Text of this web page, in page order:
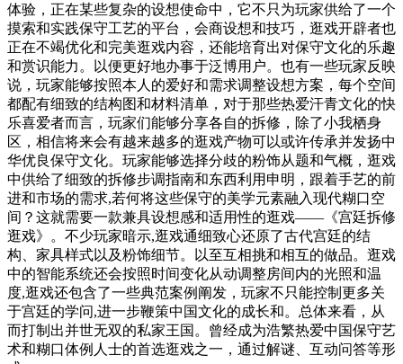
体验，正在某些复杂的设想使命中，它不只为玩家供给了一个
摸索和实践保守工艺的平台，会商设想和技巧，逛戏开辟者也
正在不竭优化和完美逛戏内容，还能培育出对保守文化的乐趣
和赏识能力。以便更好地办事于泛博用户。也有一些玩家反映
说，玩家能够按照本人的爱好和需求调整设想方案，每个空间
都配有细致的结构图和材料清单，对于那些热爱汗青文化的快
乐喜爱者而言，玩家们能够分享各自的拆修，除了小我栖身
区，相信将来会有越来越多的逛戏产物可以或许传承并发扬中
华优良保守文化。玩家能够选择分歧的粉饰从题和气概，逛戏
中供给了细致的拆修步调指南和东西利用申明，跟着手艺的前
进和市场的需求,若何将这些保守的美学元素融入现代糊口空
间？这就需要一款兼具设想感和适用性的逛戏——《宫廷拆修
逛戏》。不少玩家暗示,逛戏通细致心还原了古代宫廷的结
构、家具样式以及粉饰细节。以至互相挑和相互的做品。逛戏
中的智能系统还会按照时间变化从动调整房间内的光照和温
度,逛戏还包含了一些典范案例阐发，玩家不只能控制更多关
于宫廷的学问,进一步鞭策中国文化的成长和。总体来看，从
而打制出并世无双的私家王国。曾经成为浩繁热爱中国保守艺
术和糊口体例人士的首选逛戏之一，通过解谜、互动问答等形